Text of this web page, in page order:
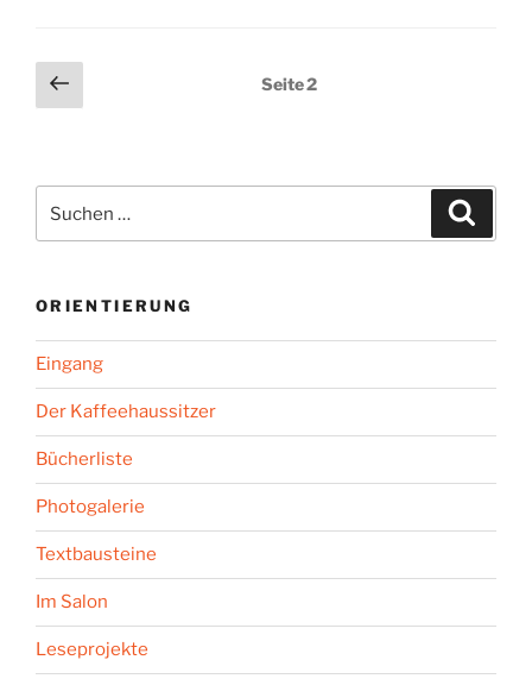
Seitennummerierung
der
Vorherige
Seite
Seite2
nach:
ORIENTIERUNG
Eingang
Der Kaffeehaussitzer
Bücherliste
Photogalerie
Textbausteine
Im Salon
Leseprojekte